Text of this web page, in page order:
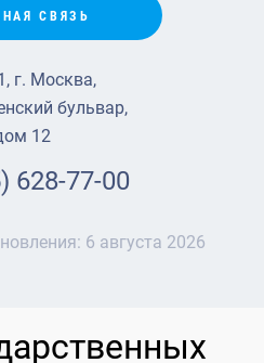
СВЯЗЬ
г. Москва,
бульвар,
12
628-77-00
6 августа 2026